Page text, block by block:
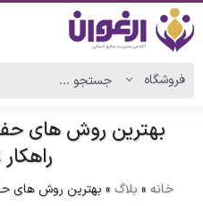
خانه »بلاگ »بهترین روش های حفظ